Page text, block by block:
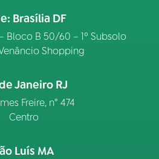
Brasília DF
Bloco B 50/60 – 1º Subsolo
Shopping
Janeiro RJ
Freire, n° 474
Centro
Luís MA